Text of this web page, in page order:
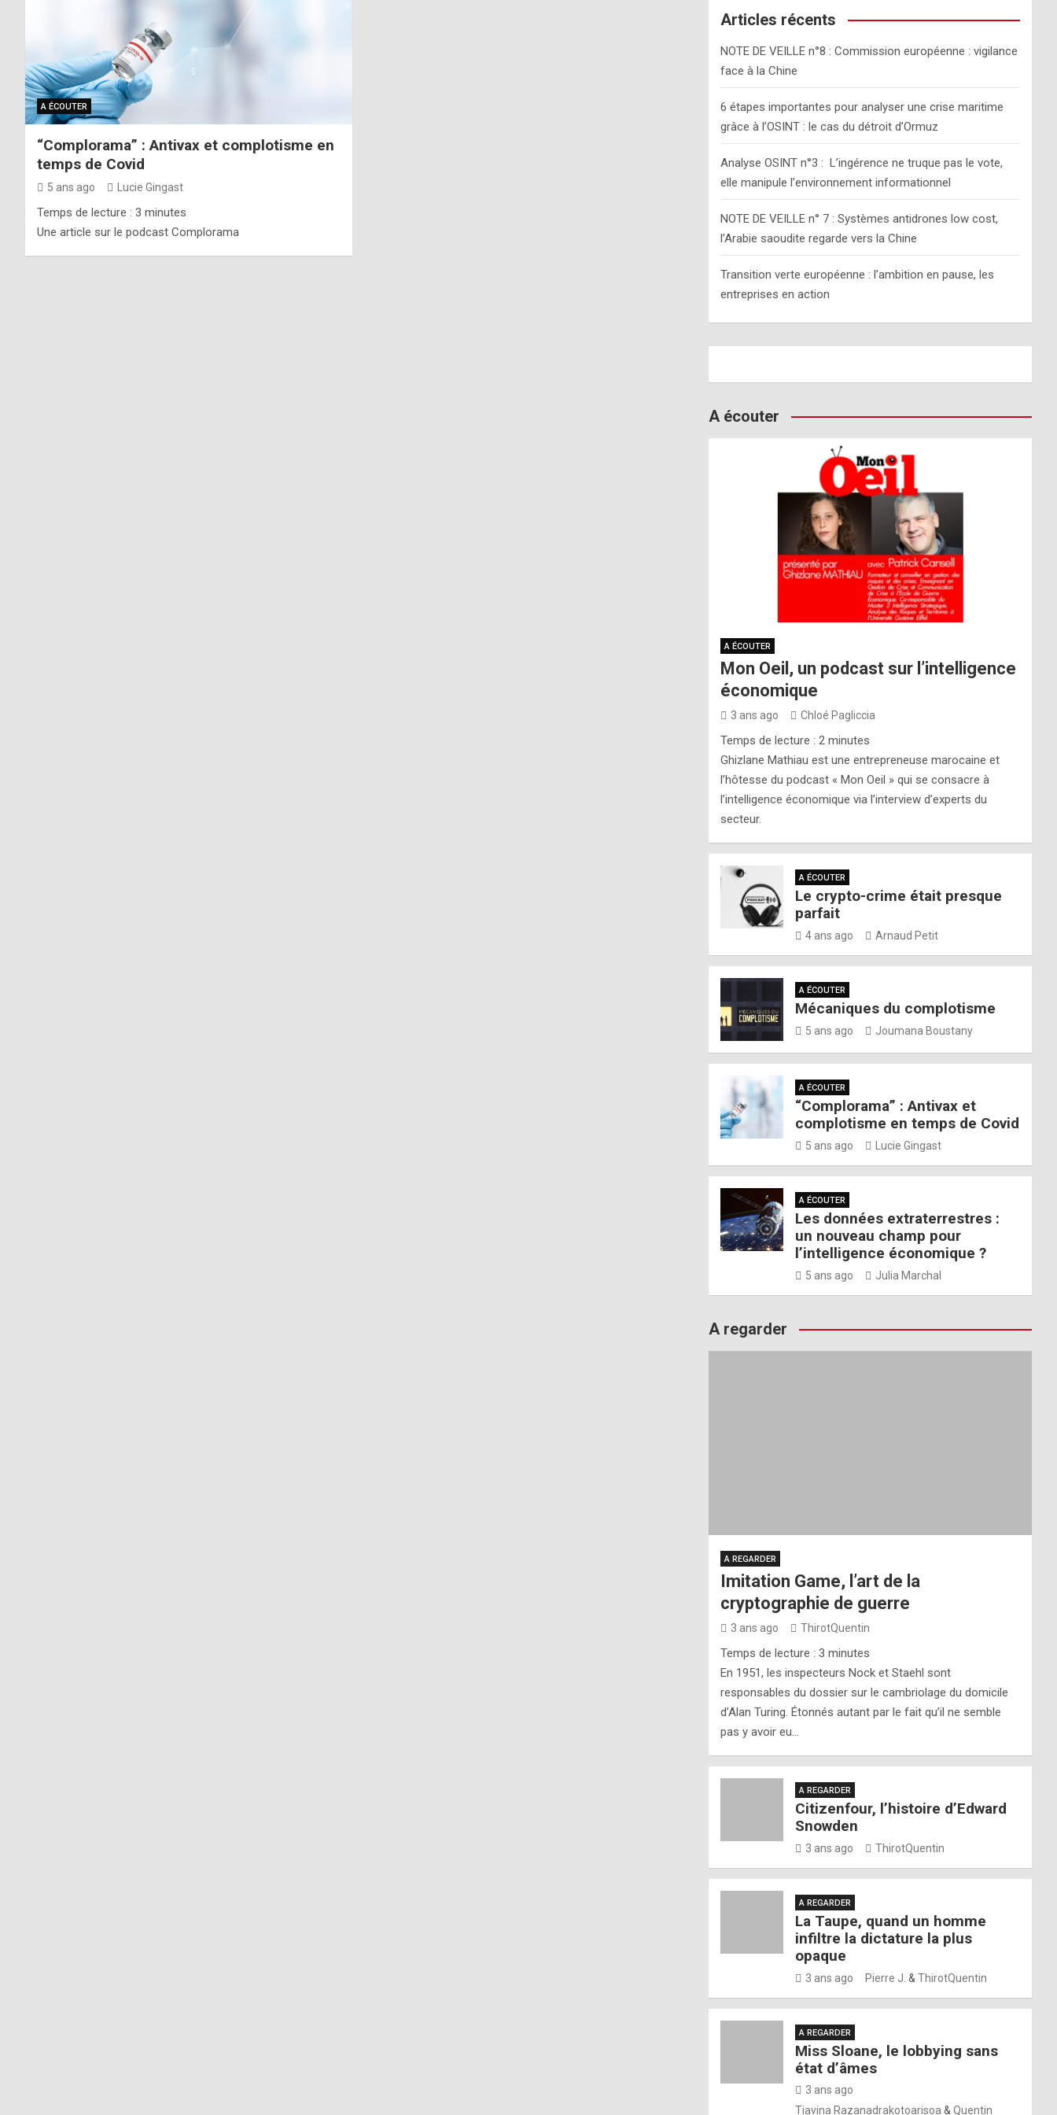
A ÉCOUTER
“Complorama” : Antivax et complotisme en
temps de Covid
5 ans ago Lucie Gingast
Temps de lecture : 3 minutes
Une article sur le podcast Complorama
c
Articles récents
NOTE DE VEILLE n°8 : Commission européenne : vigilance
face à la Chine
6 étapes importantes pour analyser une crise maritime
grâce à l’OSINT : le cas du détroit d’Ormuz
Analyse OSINT n°3 : L’ingérence ne truque pas le vote,
elle manipule l’environnement informationnel
NOTE DE VEILLE n° 7 : Systèmes antidrones low cost,
l’Arabie saoudite regarde vers la Chine
Transition verte européenne : l’ambition en pause, les
entreprises en action
A écouter
A ÉCOUTER
Mon Oeil, un podcast sur l’intelligence
économique
3 ans ago Chloé Pagliccia
Temps de lecture :2 minutes
Ghizlane Mathiau est une entrepreneuse marocaine et
l’hôtesse du podcast « Mon Oeil » qui se consacre à
l’intelligence économique via l’interview d’experts du
secteur.
A ÉCOUTER
Le crypto-crime était presque
parfait
4 ans ago Arnaud Petit
A ÉCOUTER
Mécaniques du complotisme
5 ans ago Joumana Boustany
A ÉCOUTER
“Complorama” : Antivax et
complotisme en temps de Covid
5 ans ago Lucie Gingast
A ÉCOUTER
Les données extraterrestres :
un nouveau champ pour
l’intelligence économique ?
5 ans ago Julia Marchal
A regarder
A REGARDER
Imitation Game, l’art de la
cryptographie de guerre
3 ans ago ThirotQuentin
Temps de lecture :3 minutes
En 1951, les inspecteurs Nock et Staehl sont
responsables du dossier sur le cambriolage du domicile
d’Alan Turing. Étonnés autant par le fait qu’il ne semble
pas y avoir eu…
A REGARDER
Citizenfour, l’histoire d’Edward
Snowden
3 ans ago ThirotQuentin
A REGARDER
La Taupe, quand un homme
infiltre la dictature la plus
opaque
3 ans ago Pierre J. &ThirotQuentin
A REGARDER
Miss Sloane, le lobbying sans
état d’âmes
3 ans ago
Tiavina Razanadrakotoarisoa &Quentin